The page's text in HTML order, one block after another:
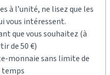
à l’unité, ne lisez que les
vous intéressent.
que vous souhaitez (à
de 50 €)
monnaie sans limite de
temps